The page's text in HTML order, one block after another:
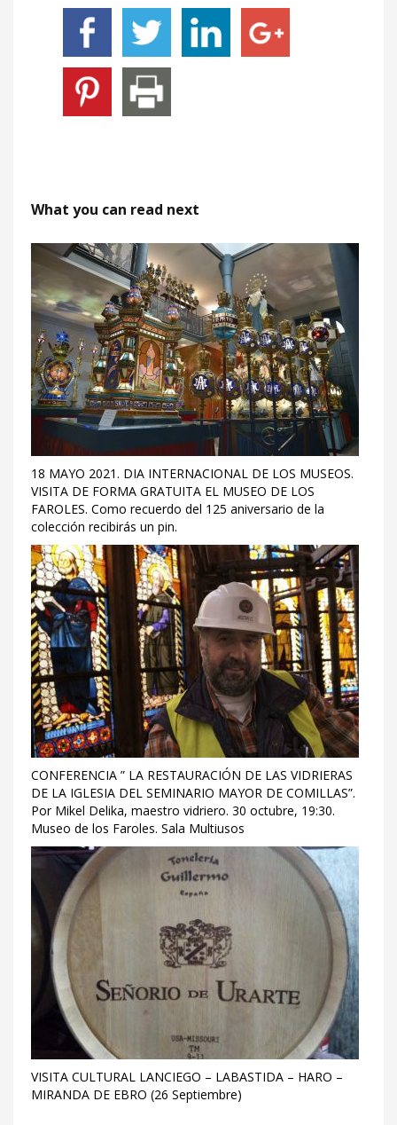
What you can read next
18 MAYO 2021. DIA INTERNACIONAL DE LOS MUSEOS.
VISITA DE FORMA GRATUITA EL MUSEO DE LOS
FAROLES. Como recuerdo del 125 aniversario de la
colección recibirás un pin.
CONFERENCIA ” LA RESTAURACIÓN DE LAS VIDRIERAS
DE LA IGLESIA DEL SEMINARIO MAYOR DE COMILLAS”.
Por Mikel Delika, maestro vidriero. 30 octubre, 19:30.
Museo de los Faroles. Sala Multiusos
VISITA CULTURAL LANCIEGO – LABASTIDA – HARO –
MIRANDA DE EBRO (26 Septiembre)